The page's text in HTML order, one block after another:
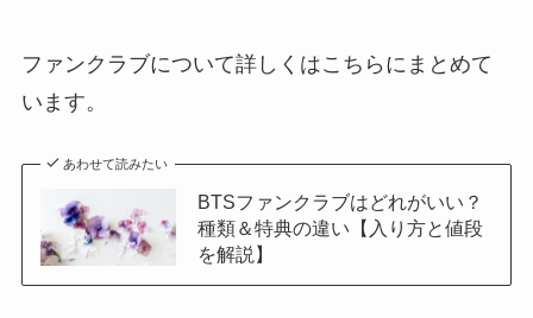
ファンクラブについて詳しくはこちらにまとめて
います。
あわせて読みたい
BTSファンクラブはどれがいい？
種類＆特典の違い【入り方と値段
を解説】